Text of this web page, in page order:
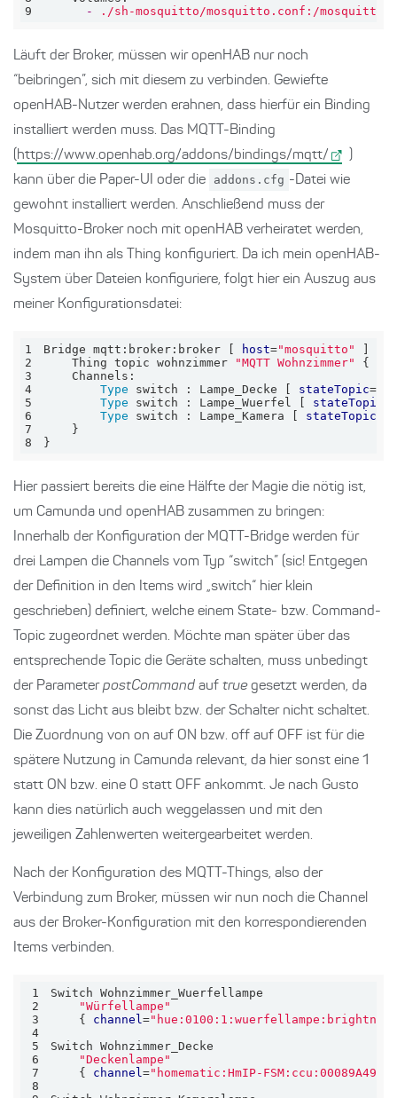
9
- ./sh-mosquitto/mosquitto.conf:/mosquitto/
Läuft der Broker, müssen wir openHAB nur noch
“beibringen”, sich mit diesem zu verbinden. Gewiefte
openHAB-Nutzer werden erahnen, dass hierfür ein Binding
installiert werden muss. Das MQTT-Binding
(https://www.openhab.org/addons/bindings/mqtt/
kann über die Paper-UI oder die
addons.cfg -Datei wie
gewohnt installiert werden. Anschließend muss der
Mosquitto-Broker noch mit openHAB verheiratet werden,
indem man ihn als Thing konfiguriert. Da ich mein openHAB-
System über Dateien konfiguriere, folgt hier ein Auszug aus
meiner Konfigurationsdatei:
1 Bridge mqtt:broker:broker [ host="mosquitto"
2
    Thing topic wohnzimmer
"MQTT Wohnzimmer"
3
4
Type switch : Lampe_Decke [ stateTopic=
5
Type switch : Lampe_Wuerfel [ stateTopic
6
Type switch : Lampe_Kamera [ stateTopic
7
8
}
Hier passiert bereits die eine Hälfte der Magie die nötig ist,
um Camunda und openHAB zusammen zu bringen:
Innerhalb der Konfiguration der MQTT-Bridge werden für
drei Lampen die Channels vom Typ “switch” (sic! Entgegen
der Definition in den Items wird „switch“ hier klein
geschrieben) definiert, welche einem State- bzw. Command-
Topic zugeordnet werden. Möchte man später über das
entsprechende Topic die Geräte schalten, muss unbedingt
der ParameterpostCommand auf truegesetzt werden, da
sonst das Licht aus bleibt bzw. der Schalter nicht schaltet.
Die Zuordnung von on auf ON bzw. off auf OFF ist für die
spätere Nutzung in Camunda relevant, da hier sonst eine 1
statt ON bzw. eine 0 statt OFF ankommt. Je nach Gusto
kann dies natürlich auch weggelassen und mit den
jeweiligen Zahlenwerten weitergearbeitet werden.
Nach der Konfiguration des MQTT-Things, also der
Verbindung zum Broker, müssen wir nun noch die Channel
aus der Broker-Konfiguration mit den korrespondierenden
Items verbinden.
1
2
"Würfellampe"
3
    {
channel=
4
5
6
"Deckenlampe"
7
    {
channel="homematic:HmIP-
8